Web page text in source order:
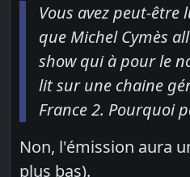
Vous avez peut-
que Michel Cymès
show qui à pour le
lit sur une chaine
France 2. Pourquoi
Non, l'émission aura
plus bas).